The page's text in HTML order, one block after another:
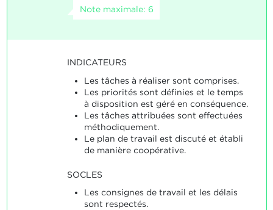
Note maximale: 6
INDICATEURS
Les tâches à réaliser sont comprises.
Les priorités sont définies et le temps
à disposition est géré en conséquence.
Les tâches attribuées sont effectuées
méthodiquement.
Le plan de travail est discuté et établi
de manière coopérative.
SOCLES
Les consignes de travail et les délais
sont respectés.